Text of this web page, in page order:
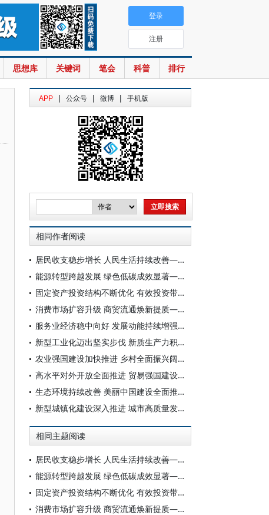
思想库 关键词 笔会 科普 排行
登录
注册
APP | 公众号 | 微博 | 手机版
相同作者阅读
居民收支稳步增长 人民生活持续改善——“十四五”经济社会发展成就系列报告之十五
能源转型跨越发展 绿色低碳成效显著——“十四五”经济社会发展成就系列报告之十四
固定资产投资结构不断优化 有效投资带动作用持续发挥——“十四五”经济社会发展成就系列报告之十三
消费市场扩容升级 商贸流通焕新提质——“十四五”经济社会发展成就系列报告之十二
服务业经济稳中向好 发展动能持续增强——“十四五”经济社会发展成就系列报告之十一
新型工业化迈出坚实步伐 新质生产力积蓄强劲动力——“十四五”经济社会发展成就系列报告之十
农业强国建设加快推进 乡村全面振兴阔步前行——“十四五”经济社会发展成就系列报告之九
高水平对外开放全面推进 贸易强国建设巩固提升——“十四五”经济社会发展成就系列报告之八
生态环境持续改善 美丽中国建设全面推进——“十四五”经济社会发展成就系列报告之七
新型城镇化建设深入推进 城市高质量发展成效显著——“十四五”经济社会发展成就系列报告之六
相同主题阅读
居民收支稳步增长 人民生活持续改善——“十四五”经济社会发展成就系列报告之十五
能源转型跨越发展 绿色低碳成效显著——“十四五”经济社会发展成就系列报告之十四
固定资产投资结构不断优化 有效投资带动作用持续发挥——“十四五”经济社会发展成就系列报告之十三
消费市场扩容升级 商贸流通焕新提质——“十四五”经济社会发展成就系列报告之十二